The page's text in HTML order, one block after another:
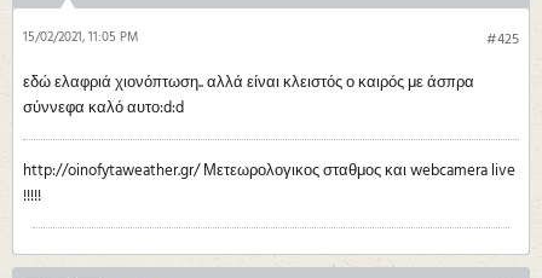
#425
15/02/2021, 11:05 PM
εδώ ελαφριά χιονόπτωση.. αλλά είναι κλειστός ο καιρός με άσπρα
σύννεφα καλό αυτο:d:d
http://oinofytaweather.gr/ Μετεωρολογικος σταθμος και webcamera live
!!!!!